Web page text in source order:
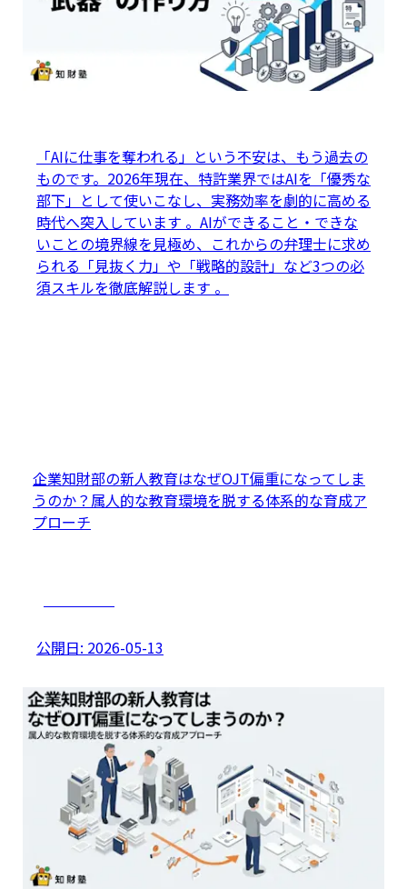
「AIに仕事を奪われる」という不安は、もう過去の
ものです。2026年現在、特許業界ではAIを「優秀な
部下」として使いこなし、実務効率を劇的に高める
時代へ突入しています 。AIができること・できな
いことの境界線を見極め、これからの弁理士に求め
られる「見抜く力」や「戦略的設計」など3つの必
須スキルを徹底解説します 。
企業知財部の新人教育はなぜOJT偏重になってしま
うのか？属人的な教育環境を脱する体系的な育成ア
プローチ
公開日: 2026-05-13